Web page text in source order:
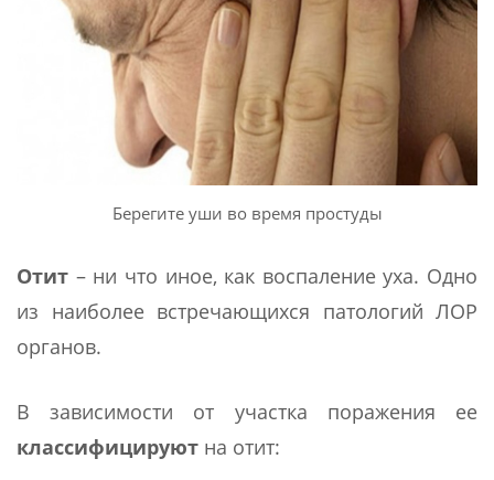
Берегите уши во время простуды
Отит – ни что иное, как воспаление уха. Одно
из наиболее встречающихся патологий ЛОР
органов.
В зависимости от участка поражения ее
классифицируют на отит: